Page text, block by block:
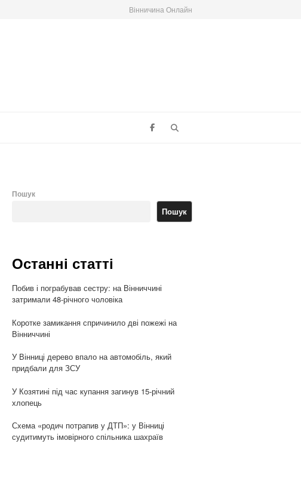
Вінничина Онлайн
Пошук
Пошук
Останні статті
Побив і пограбував сестру: на Вінниччині
затримали 48-річного чоловіка
Коротке замикання спричинило дві пожежі на
Вінниччині
У Вінниці дерево впало на автомобіль, який
придбали для ЗСУ
У Козятині під час купання загинув 15-річний
хлопець
Схема «родич потрапив у ДТП»: у Вінниці
судитимуть імовірного спільника шахраїв